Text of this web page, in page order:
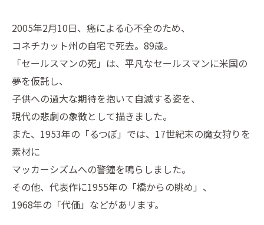
2005年2月10日、癌による心不全のため、
コネチカット州の自宅で死去。89歳。
「セールスマンの死」は、平凡なセールスマンに米国の
夢を仮託し、
子供への過大な期待を抱いて自滅する姿を、
現代の悲劇の象徴として描きました。
また、1953年の「るつぼ」では、17世紀末の魔女狩りを
素材に
マッカーシズムへの警鐘を鳴らしました。
その他、代表作に1955年の「橋からの眺め」、
1968年の「代価」などがあリます。